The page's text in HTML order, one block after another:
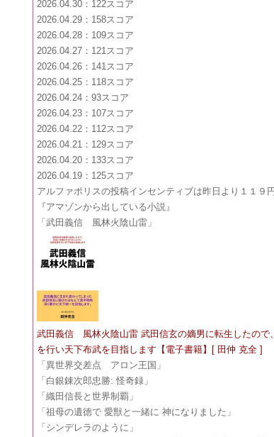
2026.04.30：122スコア
2026.04.29：158スコア
2026.04.28：109スコア
2026.04.27：121スコア
2026.04.26：141スコア
2026.04.25：118スコア
2026.04.24：93スコア
2026.04.23：107スコア
2026.04.22：112スコア
2026.04.21：129スコア
2026.04.20：133スコア
2026.04.19：125スコア
アルファポリスの投稿インセンティブは昨日より１１９
『アマゾンから出している小説』
「武田義信 風林火陰山雷」
武田義信 風林火陰山雷 武田信玄の嫡男に転生したので
を行い天下布武を目指します【電子書籍】[ 田仲 克全 ]
「異世界交差点 アロン王国」
「白銀錬次郎忠勝: 怪奇録」
「織田信長と世界制覇」
「祖母の遺徳で 愛獣と一緒に 神になりました」
「シンデレラのように」